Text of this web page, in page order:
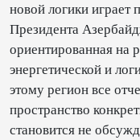
новой логики играет
Президента
ориентированная на
энергетической и
этому регион все
пространство
становится не